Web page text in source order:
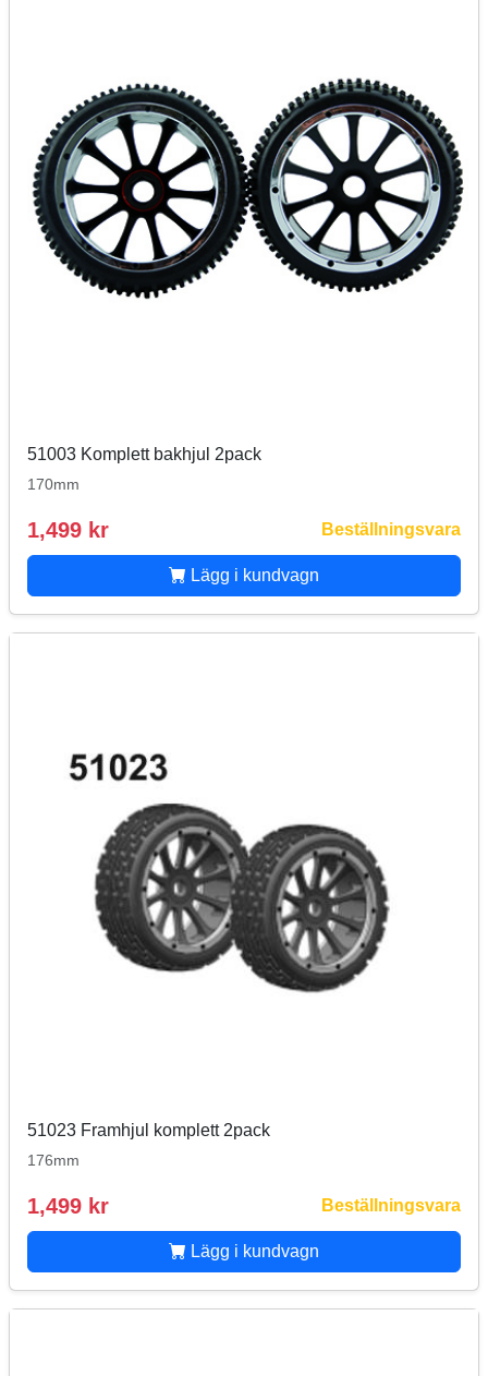
51003 Komplett bakhjul 2pack
170mm
1,499 kr Beställningsvara
Lägg i kundvagn
51023 Framhjul komplett 2pack
176mm
1,499 kr Beställningsvara
Lägg i kundvagn